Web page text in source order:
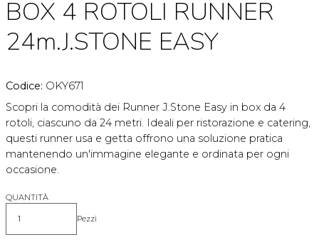
BOX 4 ROTOLI RUNNER
24m.J.STONE EASY
Codice: OKY671
Scopri la comodità dei Runner J.Stone Easy in box da 4
rotoli, ciascuno da 24 metri. Ideali per ristorazione e catering,
questi runner usa e getta offrono una soluzione pratica
mantenendo un'immagine elegante e ordinata per ogni
occasione.
QUANTITÀ
Quantità Pezzi